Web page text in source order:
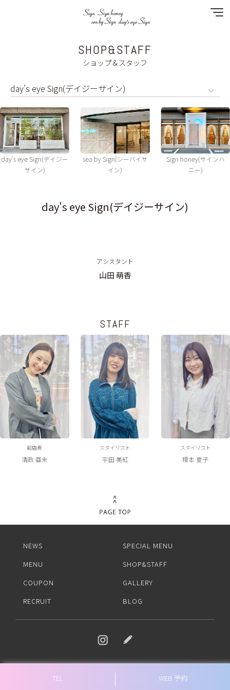
SPECIAL MENU
MENU
SHOP&STAFF
COUPON
RECRUIT
SHOP&STAFF
ショップ＆スタッフ
day's eye Sign(デイジー
サイン)
sea by Sign(シーバイサ
イン)
Sign honey(サインハ
ニー)
day's eye Sign(デイジーサイン)
アシスタント
山田 萌香
STAFF
副店長
清政 亜未
スタイリスト
平田 美紅
スタイリスト
榎本 夏子
NEWS
SPECIAL MENU
MENU
SHOP&STAFF
COUPON
GALLERY
RECRUIT
BLOG
TEL WEB 予約